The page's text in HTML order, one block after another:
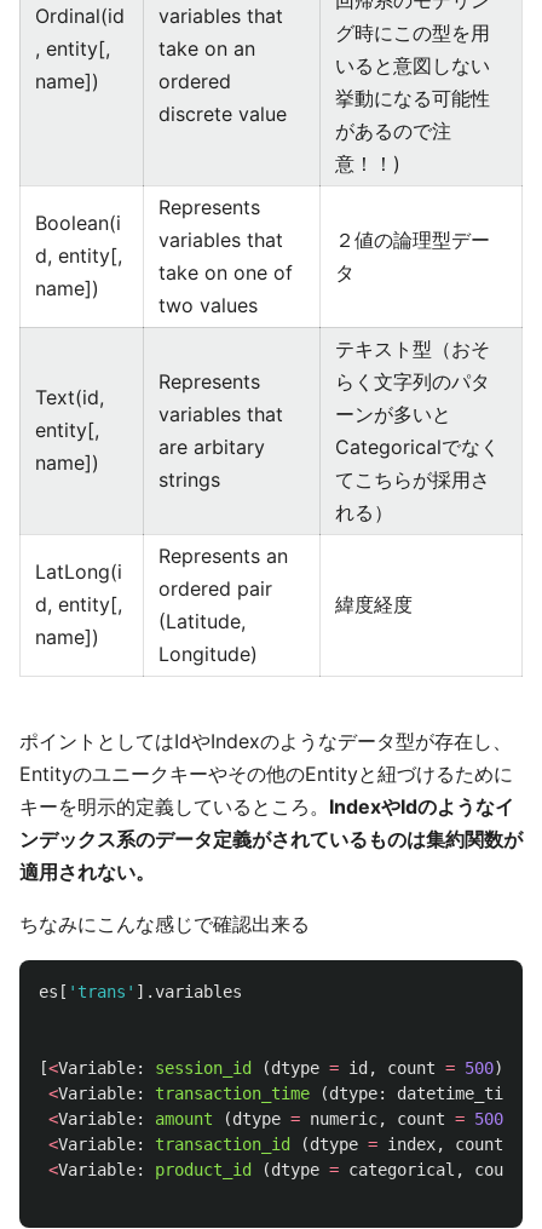
Ordinal(id
, entity[,
name])
variables that
take on an
ordered
discrete value
グ時にこの型を用
いると意図しない
挙動になる可能性
があるので注
意！！)
Boolean(i
d, entity[,
name])
Represents
variables that
take on one of
two values
２値の論理型デー
タ
Text(id,
entity[,
name])
Represents
variables that
are arbitary
strings
テキスト型（おそ
らく文字列のパタ
ーンが多いと
Categoricalでなく
てこちらが採用さ
れる）
LatLong(i
d, entity[,
name])
Represents an
ordered pair
(Latitude,
Longitude)
緯度経度
ポイントとしてはIdやIndexのようなデータ型が存在し、
Entityのユニークキーやその他のEntityと紐づけるために
キーを明示的定義しているところ。 IndexやIdのようなイ
ンデックス系のデータ定義がされているものは集約関数が
適用されない。
ちなみにこんな感じで確認出来る
es [ ' trans ' ].variables
[<Variable: session_id (dtype = id , count = 500)
<Variable: transaction_time (dtype:
<Variable: amount (dtype = numeric, count = 500
<Variable: transaction_id (dtype = index, count
<Variable: product_id (dtype = categorical , count